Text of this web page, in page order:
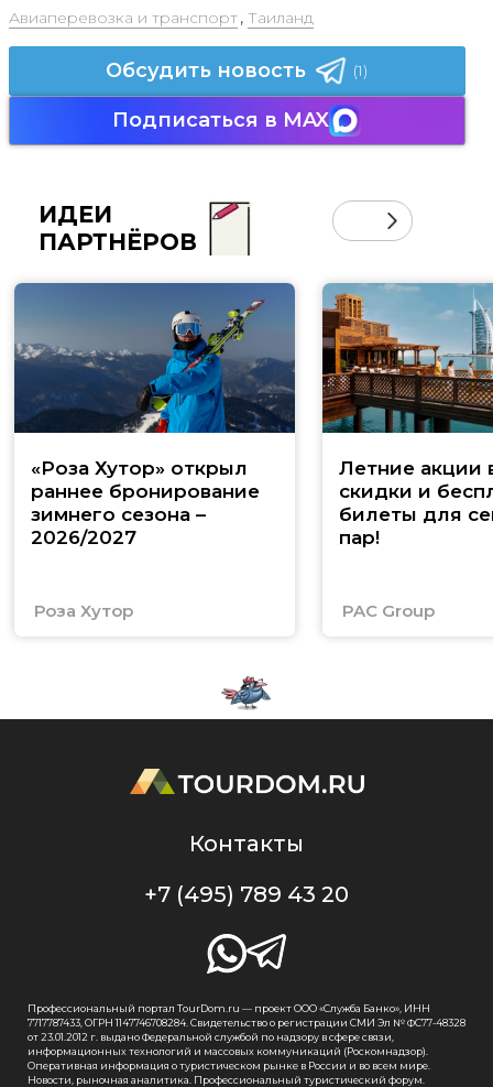
Авиаперевозка и транспорт, Таиланд
Обсудить новость (1)
Подписаться в MAX
ИДЕИ
ПАРТНЁРОВ
«Роза Хутор» открыл
раннее бронирование
зимнего сезона –
2026/2027
Роза Хутор
Летние акции
скидки и
билеты для
пар!
PAC Group
Контакты
+7 (495) 789 43 20
Профессиональный портал TourDom.ru — проект ООО «Служба Банко», ИНН
7717787433, ОГРН 1147746708284. Свидетельство о регистрации СМИ Эл № ФС77-48328
от 23.01.2012 г. выдано Федеральной службой по надзору в сфере связи,
информационных технологий и массовых коммуникаций (Роскомнадзор).
Оперативная информация о туристическом рынке в России и во всем мире.
Новости, рыночная аналитика. Профессиональный туристический форум.